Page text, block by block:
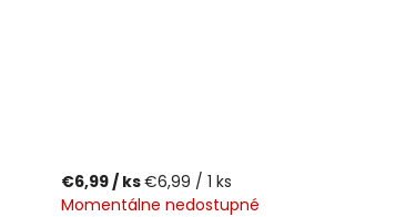
€6,99 / ks€6,99 / 1 ks
Momentálne nedostupné